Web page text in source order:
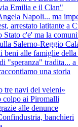
Emilia e il Clan"
Napoli... ma
arrestato latitante a
c'e' ma la
Salerno-Reggio
beni alle famiglie
"speranza" tradita... a
una storia
tre navi dei veleni»
colpo ai Piromalli
alle denunce
banchieri